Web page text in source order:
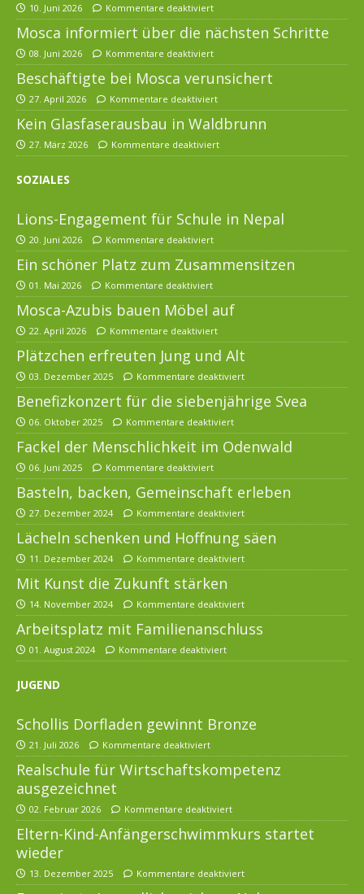
10. Juni 2026 Kommentare deaktiviert
Mosca informiert über die nächsten Schritte
08. Juni 2026 Kommentare deaktiviert
Beschäftigte bei Mosca verunsichert
27. April 2026 Kommentare deaktiviert
Kein Glasfaserausbau in Waldbrunn
27. März 2026 Kommentare deaktiviert
SOZIALES
Lions-Engagement für Schule in Nepal
20. Juni 2026 Kommentare deaktiviert
Ein schöner Platz zum Zusammensitzen
01. Mai 2026 Kommentare deaktiviert
Mosca-Azubis bauen Möbel auf
22. April 2026 Kommentare deaktiviert
Plätzchen erfreuten Jung und Alt
03. Dezember 2025 Kommentare deaktiviert
Benefizkonzert für die siebenjährige Svea
06. Oktober 2025 Kommentare deaktiviert
Fackel der Menschlichkeit im Odenwald
06. Juni 2025 Kommentare deaktiviert
Basteln, backen, Gemeinschaft erleben
27. Dezember 2024 Kommentare deaktiviert
Lächeln schenken und Hoffnung säen
11. Dezember 2024 Kommentare deaktiviert
Mit Kunst die Zukunft stärken
14. November 2024 Kommentare deaktiviert
Arbeitsplatz mit Familienanschluss
01. August 2024 Kommentare deaktiviert
JUGEND
Schollis Dorfladen gewinnt Bronze
21. Juli 2026 Kommentare deaktiviert
Realschule für Wirtschaftskompetenz
ausgezeichnet
02. Februar 2026 Kommentare deaktiviert
Eltern-Kind-Anfängerschwimmkurs startet
wieder
13. Dezember 2025 Kommentare deaktiviert